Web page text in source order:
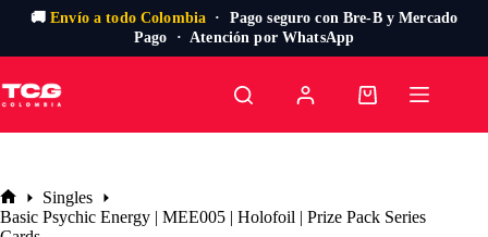
🚚Envío a todo Colombia · Pago seguro con Bre-B y Mercado
Pago · Atención por WhatsApp
al
contenido
Carro
Inicio
Singles
Basic Psychic Energy | MEE005 | Holofoil | Prize Pack Series